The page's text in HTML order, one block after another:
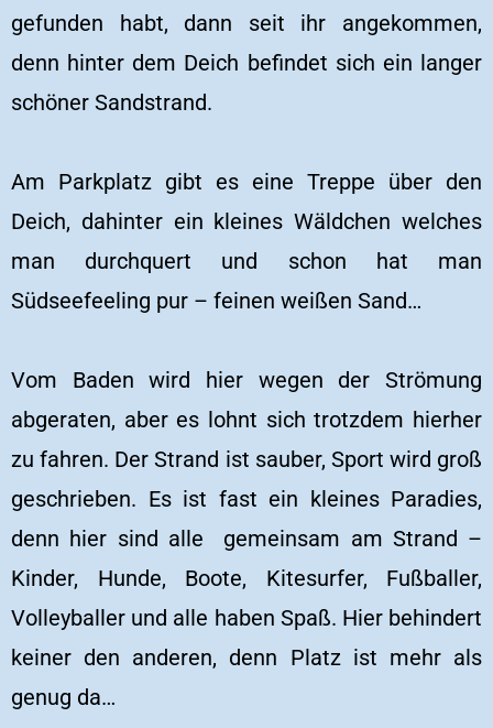
gefunden habt, dann seit ihr angekommen,
denn hinter dem Deich befindet sich ein langer
schöner Sandstrand.
Am Parkplatz gibt es eine Treppe über den
Deich, dahinter ein kleines Wäldchen welches
man durchquert und schon hat man
Südseefeeling pur – feinen weißen Sand…
Vom Baden wird hier wegen der Strömung
abgeraten, aber es lohnt sich trotzdem hierher
zu fahren. Der Strand ist sauber, Sport wird groß
geschrieben. Es ist fast ein kleines Paradies,
denn hier sind alle gemeinsam am Strand –
Kinder, Hunde, Boote, Kitesurfer, Fußballer,
Volleyballer und alle haben Spaß. Hier behindert
keiner den anderen, denn Platz ist mehr als
genug da…